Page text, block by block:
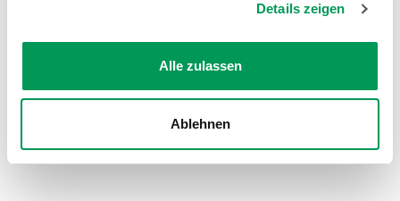
Details zeigen
Alle zulassen
Ablehnen